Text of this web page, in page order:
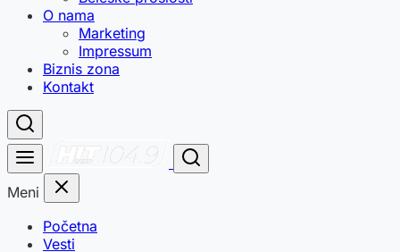
O nama
Marketing
Impressum
Biznis zona
Kontakt
Meni
Početna
Vesti